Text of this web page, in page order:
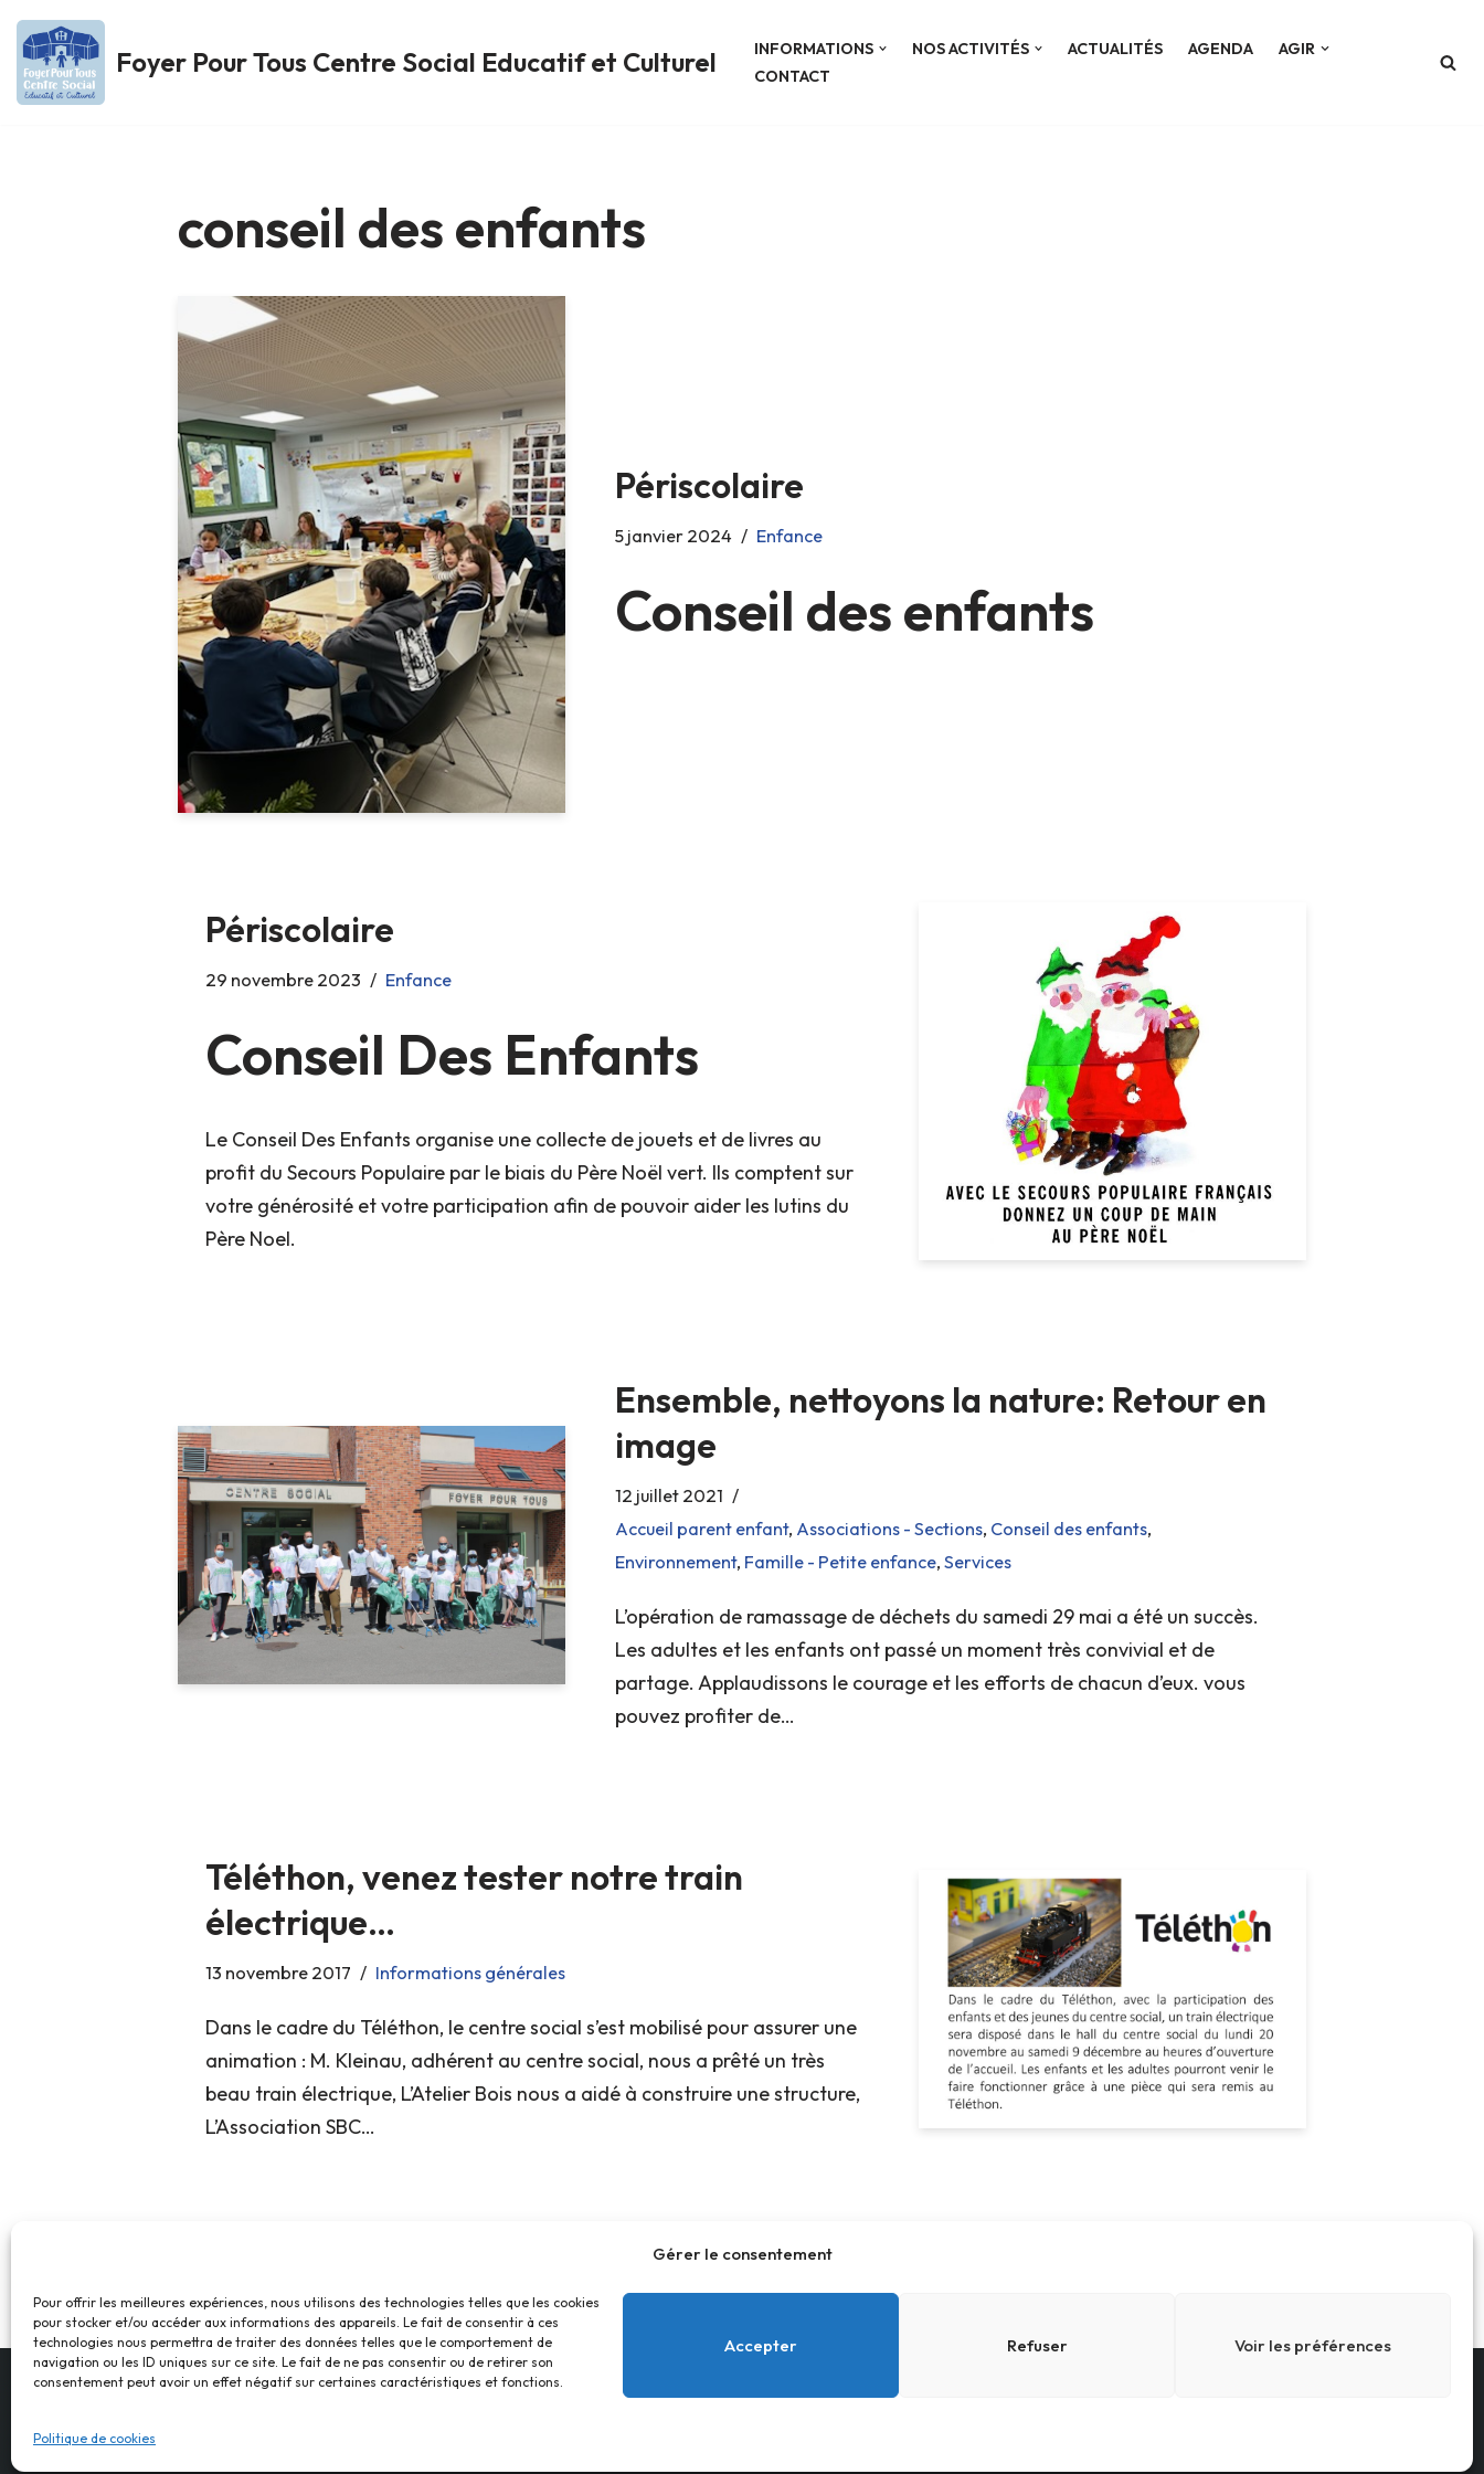
Gérer le consentement
Pour offrir les meilleures expériences, nous utilisons des technologies telles que les cookies
pour stocker et/ou accéder aux informations des appareils. Le fait de consentir à ces
technologies nous permettra de traiter des données telles que le comportement de
navigation ou les ID uniques sur ce site. Le fait de ne pas consentir ou de retirer son
consentement peut avoir un effet négatif sur certaines caractéristiques et fonctions.
Accepter Refuser Voir les préférences
Politique de cookies
Aller
au
Foyer Pour Tous Centre Social Educatif et Culturel INFORMATIONS NOS ACTIVITÉS ACTUALITÉS AGENDA
AGIR
CONTACT
conseil des enfants
Périscolaire
5 janvier 2024 Enfance
Conseil des enfants
Périscolaire
29 novembre 2023 Enfance
Conseil Des Enfants
Le Conseil Des Enfants organise une collecte de jouets et de livres au
profit du Secours Populaire par le biais du Père Noël vert. Ils comptent sur
votre générosité et votre participation afin de pouvoir aider les lutins du
Père Noel.
Ensemble, nettoyons la nature: Retour en
image
12 juillet 2021
Accueil parent enfant, Associations - Sections, Conseil des enfants,
Environnement, Famille - Petite enfance, Services
L’opération de ramassage de déchets du samedi 29 mai a été un succès.
Les adultes et les enfants ont passé un moment très convivial et de
partage. Applaudissons le courage et les efforts de chacun d’eux. vous
pouvez profiter de…
Téléthon, venez tester notre train
électrique…
13 novembre 2017 Informations générales
Dans le cadre du Téléthon, le centre social s’est mobilisé pour assurer une
animation : M. Kleinau, adhérent au centre social, nous a prêté un très
beau train électrique, L’Atelier Bois nous a aidé à construire une structure,
L’Association SBC…
Accueil Contact Confidentialité